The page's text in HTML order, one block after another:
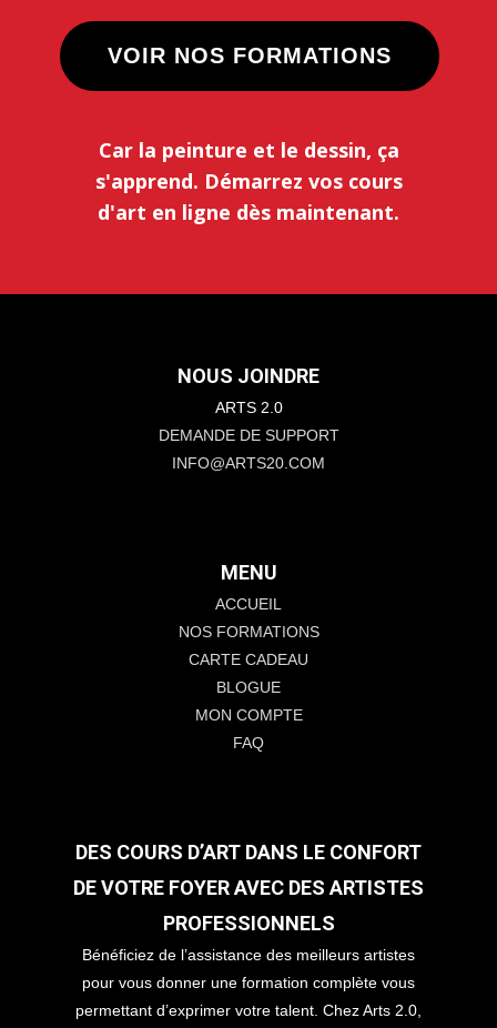
VOIR NOS FORMATIONS
Car la peinture et le dessin, ça
s'apprend. Démarrez vos cours
d'art en ligne dès maintenant.
NOUS JOINDRE
ARTS 2.0
DEMANDE DE SUPPORT
INFO@ARTS20.COM
MENU
ACCUEIL
NOS FORMATIONS
CARTE CADEAU
BLOGUE
MON COMPTE
FAQ
DES COURS D’ART DANS LE CONFORT
DE VOTRE FOYER AVEC DES ARTISTES
PROFESSIONNELS
Bénéficiez de l’assistance des meilleurs artistes
pour vous donner une formation complète vous
permettant d’exprimer votre talent. Chez Arts 2.0,